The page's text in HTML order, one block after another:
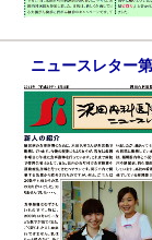
ニュースレター